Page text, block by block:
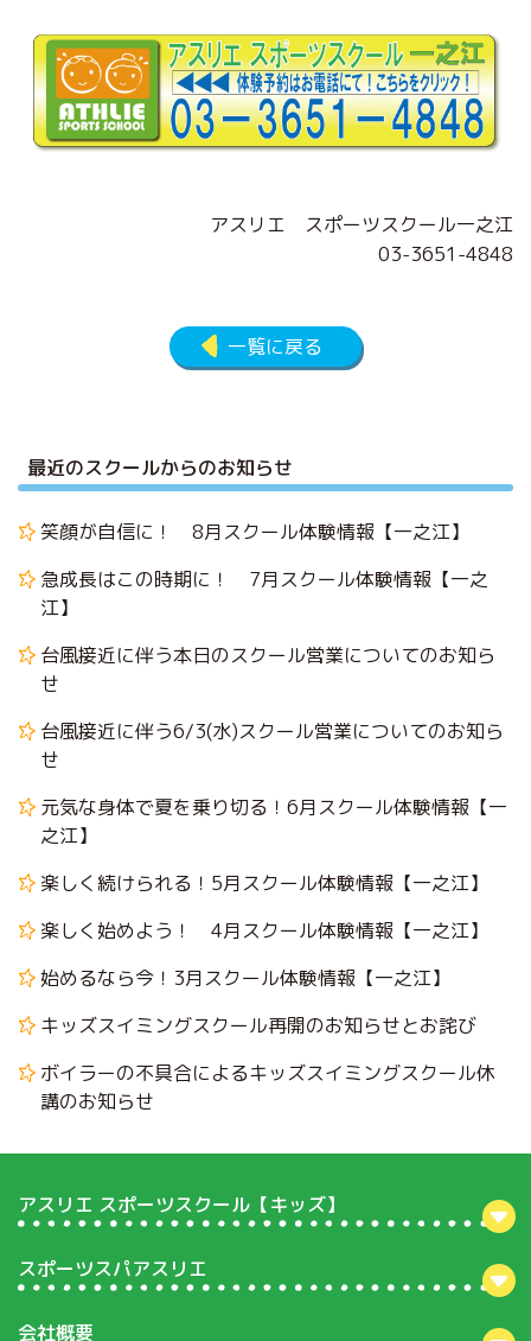
アスリエ スポーツスクール一之江
03-3651-4848
一覧に戻る
最近のスクールからのお知らせ
笑顔が自信に！ 8月スクール体験情報【一之江】
急成長はこの時期に！ 7月スクール体験情報【一之
江】
台風接近に伴う本日のスクール営業についてのお知ら
せ
台風接近に伴う6/3(水)スクール営業についてのお知ら
せ
元気な身体で夏を乗り切る！6月スクール体験情報【一
之江】
楽しく続けられる！5月スクール体験情報【一之江】
楽しく始めよう！ 4月スクール体験情報【一之江】
始めるなら今！3月スクール体験情報【一之江】
キッズスイミングスクール再開のお知らせとお詫び
ボイラーの不具合によるキッズスイミングスクール休
講のお知らせ
アスリエ スポーツスクール【キッズ】
スポーツスパアスリエ
会社概要